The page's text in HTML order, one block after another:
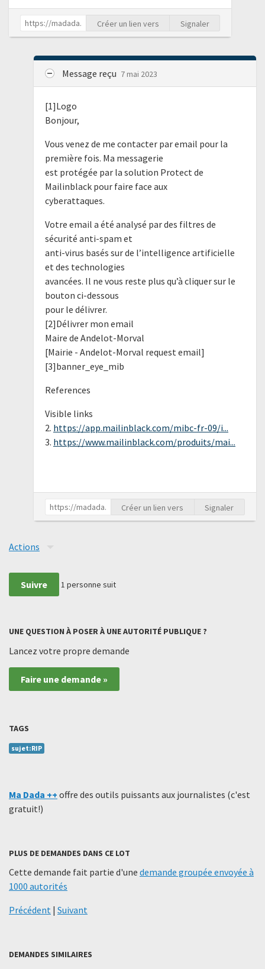
Créer un lien vers Signaler
Message reçu 7 mai 2023
[1]Logo
Bonjour,
Vous venez de me contacter par email pour la
première fois. Ma messagerie
est protégée par la solution Protect de
Mailinblack pour faire face aux
cyberattaques.
Votre email a été analysé par des filtres de
sécurité anti-spam et
anti-virus basés sur de l’intelligence artificielle
et des technologies
avancées. Il ne vous reste plus qu’à cliquer sur le
bouton ci-dessous
pour le délivrer.
[2]Délivrer mon email
Maire de Andelot-Morval
[Mairie - Andelot-Morval request email]
[3]banner_eye_mib
References
Visible links
2. https://app.mailinblack.com/mibc-fr-09/i...
3. https://www.mailinblack.com/produits/mai...
Créer un lien vers Signaler
Actions
Suivre 1 personne suit
UNE QUESTION À POSER À UNE AUTORITÉ PUBLIQUE ?
Lancez votre propre demande
Faire une demande »
TAGS
sujet:RIP
Ma Dada ++ offre des outils puissants aux journalistes (c'est
gratuit!)
PLUS DE DEMANDES DANS CE LOT
Cette demande fait partie d'une demande groupée envoyée à
1000 autorités
Précédent | Suivant
DEMANDES SIMILAIRES